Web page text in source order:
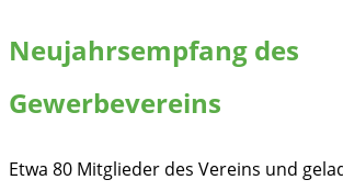
Neujahrsempfang des
Gewerbevereins
Etwa 80 Mitglieder des Vereins und